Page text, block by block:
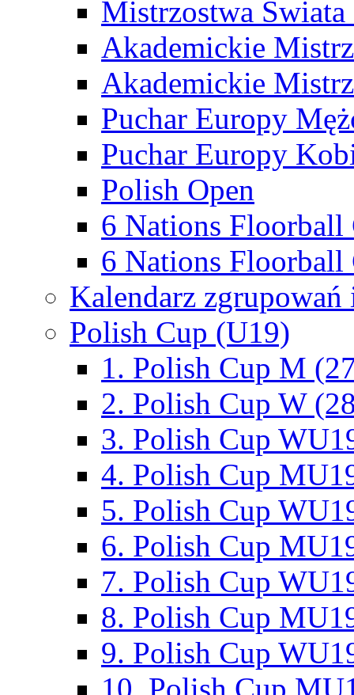
Mistrzostwa
Akademickie
Akademickie
Puchar Europy
Puchar Europy
Polish Open
6 Nations Floorball
6 Nations Floorball
Kalendarz
Polish Cup (U19)
1. Polish Cup M
2. Polish Cup W
3. Polish Cup
4. Polish Cup
5. Polish Cup
6. Polish Cup
7. Polish Cup
8. Polish Cup
9. Polish Cup
10. Polish Cup